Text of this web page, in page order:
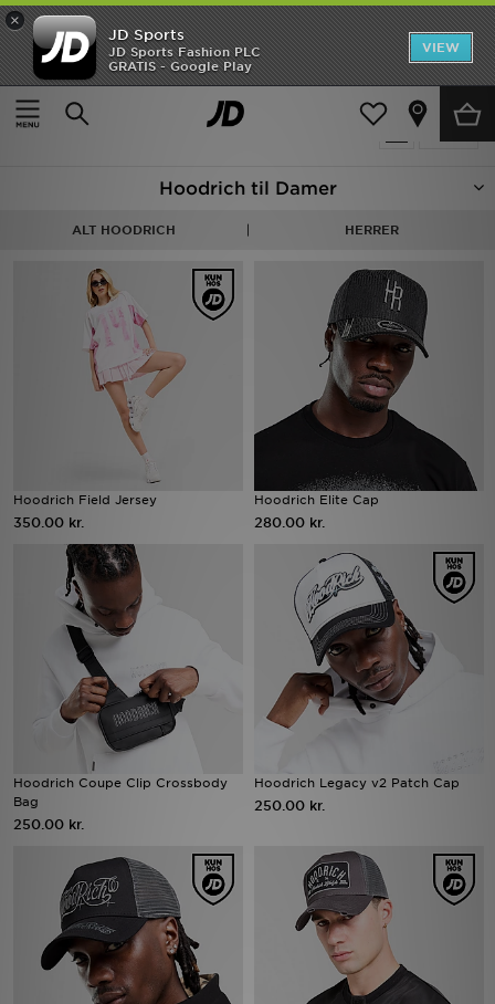
×
JD Sports
JD Sports Fashion PLC
GRATIS - Google Play
VIEW
Hjem
Damer
53 Produkter fundet
Hoodrich til Damer
ALT HOODRICH HERRER
Hoodrich Field Jersey
350.00 kr.
Hoodrich Elite Cap
280.00 kr.
Hoodrich Coupe Clip Crossbody
Bag
250.00 kr.
Hoodrich Legacy v2 Patch Cap
250.00 kr.
Hjem
Udsalg
Bestsellers
Sport
Download JD app'en
Mit JD
Mine beskeder
Hjælp & information